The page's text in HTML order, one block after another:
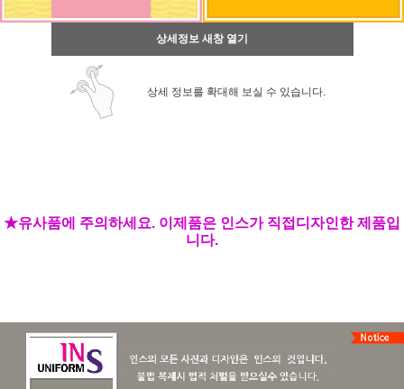
상세정보 새창 열기
상세 정보를 확대해 보실 수 있습니다.
★유사품에 주의하세요. 이제품은 인스가 직접디자인한 제품입
니다.